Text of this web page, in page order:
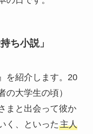
ち小説」
』を紹介します。20
の大学生の頃）
まと出会って彼か
く、といった主人